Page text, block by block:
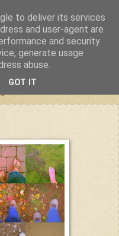
soñar
to deliver its services
and user-agent are
and security
generate usage
abuse.
GOT IT